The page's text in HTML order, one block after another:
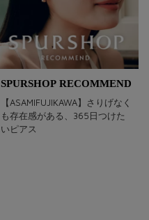
SPURSHOP RECOMMEND
【ASAMIFUJIKAWA】さりげなく
も存在感がある、365日つけた
いピアス